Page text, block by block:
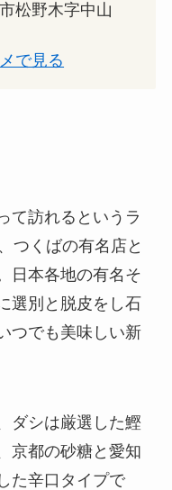
松野木字中山
で見る
て訪れるというラ
つくばの有名店と
日本各地の有名そ
選別と脱皮をし石
つでも美味しい新
ダシは厳選した鰹
京都の砂糖と愛知
た辛口タイプで